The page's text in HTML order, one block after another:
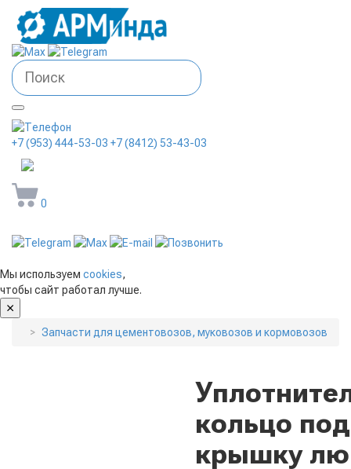
+7 (953) 444-53-03 +7 (8412) 53-43-03
0
Мы используем cookies,
чтобы сайт работал лучше.
Запчасти для цементовозов, муковозов и кормовозов
кольцо под
крышку